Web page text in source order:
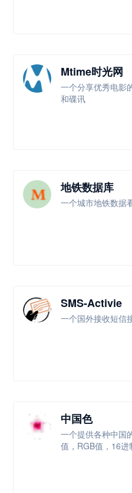
Mtime时光网
一个分享优秀电影
和碟讯
地铁数据库
一个城市地铁数据
SMS-Activie
一个国外接收短信
中国色
一个提供各种中国
值，RGB值，16进